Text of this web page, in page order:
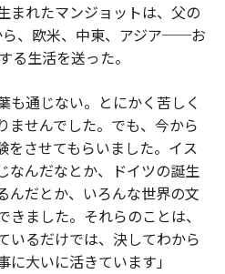
まれたマンジョットは、父の
ら、欧米、中東、アジア──お
る生活を送った。
も通じない。とにかく苦しく
ませんでした。でも、今から
をさせてもらいました。イス
なんだなとか、ドイツの誕生
んだとか、いろんな世界の文
ました。それらのことは、
いるだけでは、決してわから
大いに活きています」